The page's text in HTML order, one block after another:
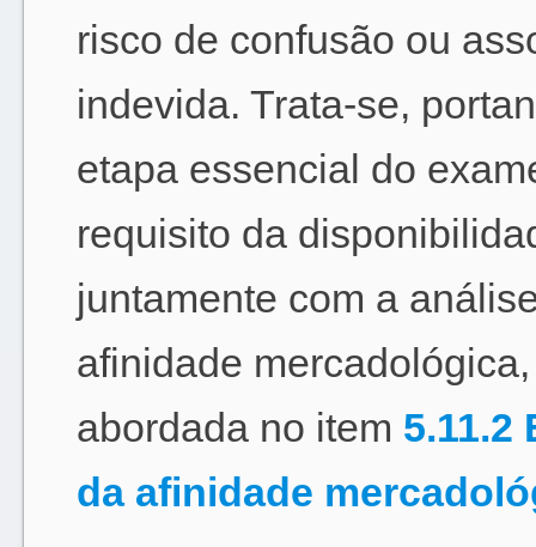
risco de confusão ou
indevida. Trata-se,
etapa essencial do
requisito da
juntamente com a
afinidade mercadológica,
abordada no item 5.11.2
da afinidade